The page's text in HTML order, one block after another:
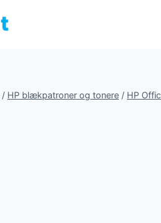
/ HP blækpatroner og tonere / HP